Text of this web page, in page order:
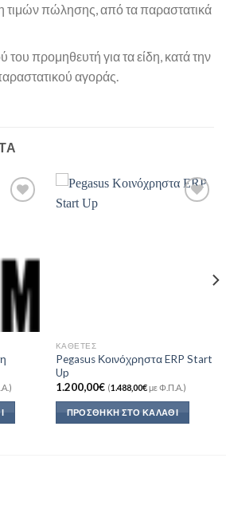
τιμών πώλησης, από τα παραστατικά
προμηθευτή για τα είδη, κατά την
αγοράς.
ΚΆΘΕΤΕΣ
Pegasus Κοινόχρηστα ERP Start
Up
1.200,00€ (1.488,00€με Φ.Π.Α.)
ΠΡΟΣΘΉΚΗ ΣΤΟ ΚΑΛΆΘΙ